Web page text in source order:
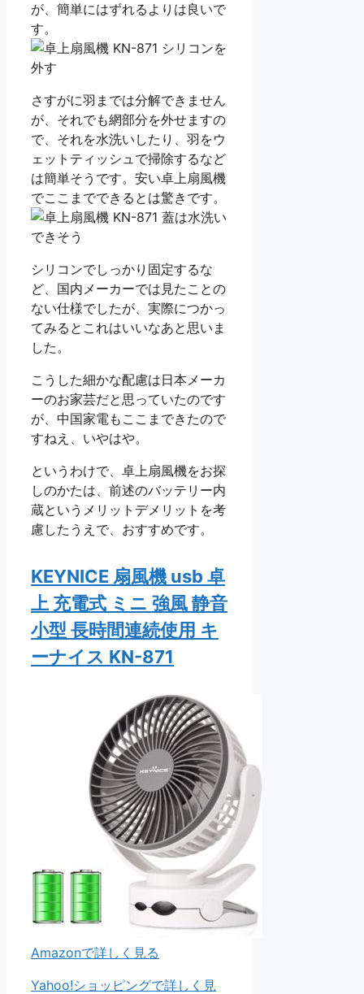
が、簡単にはずれるよりは良いで
す。
さすがに羽までは分解できません
が、それでも網部分を外せますの
で、それを水洗いしたり、羽をウ
ェットティッシュで掃除するなど
は簡単そうです。安い卓上扇風機
でここまでできるとは驚きです。
シリコンでしっかり固定するな
ど、国内メーカーでは見たことの
ない仕様でしたが、実際につかっ
てみるとこれはいいなあと思いま
した。
こうした細かな配慮は日本メーカ
ーのお家芸だと思っていたのです
が、中国家電もここまできたので
すねえ、いやはや。
というわけで、卓上扇風機をお探
しのかたは、前述のバッテリー内
蔵というメリットデメリットを考
慮したうえで、おすすめです。
KEYNICE 扇風機 usb 卓
上 充電式 ミニ 強風 静音
小型 長時間連続使用 キ
ーナイス KN-871
Amazonで詳しく見る
Yahoo!ショッピングで詳しく見